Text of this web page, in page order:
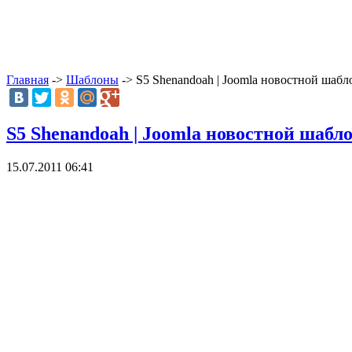
Главная -> Шаблоны -> S5 Shenandoah | Joomla новостной
S5 Shenandoah | Joomla новостной
15.07.2011 06:41